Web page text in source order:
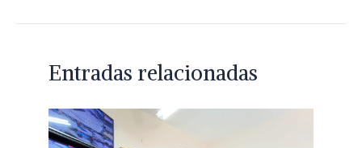
Entradas relacionadas